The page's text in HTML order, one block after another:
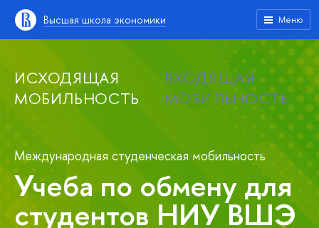
Высшая школа экономики Меню
ИСХОДЯЩАЯ
МОБИЛЬНОСТЬ
ВХОДЯЩАЯ
МОБИЛЬНОСТЬ
Международная студенческая мобильность
Учеба по обмену для
студентов НИУ ВШЭ